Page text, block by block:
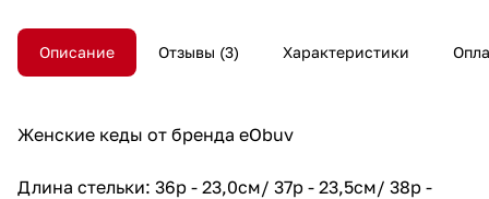
Описание Отзывы 3 Характеристики
Женские кеды от бренда eObuv
Длина стельки: 36р - 23,0см/ 37р - 23,5см/ 38р -